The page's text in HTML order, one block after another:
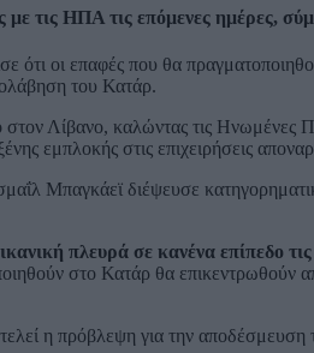
με τις ΗΠΑ τις επόμενες ημέρες,
ότι οι επαφές που θα
του Κατάρ.
Λίβανο, καλώντας τις Ηνωμένες
εμπλοκής στις επιχειρήσεις
Μπαγκάεϊ διέψευσε
πλευρά σε κανένα επίπεδο
στο Κατάρ θα
η πρόβλεψη για την